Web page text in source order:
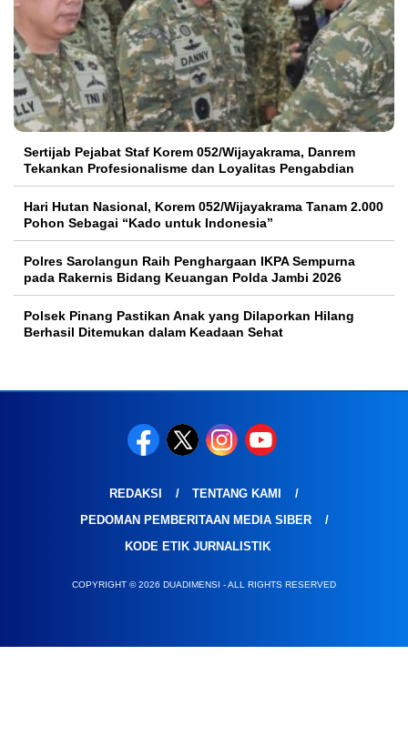
Sertijab Pejabat Staf Korem 052/Wijayakrama, Danrem
Tekankan Profesionalisme dan Loyalitas Pengabdian
Hari Hutan Nasional, Korem 052/Wijayakrama Tanam 2.000
Pohon Sebagai “Kado untuk Indonesia”
Polres Sarolangun Raih Penghargaan IKPA Sempurna
pada Rakernis Bidang Keuangan Polda Jambi 2026
Polsek Pinang Pastikan Anak yang Dilaporkan Hilang
Berhasil Ditemukan dalam Keadaan Sehat
REDAKSI
TENTANG KAMI
PEDOMAN PEMBERITAAN MEDIA SIBER
KODE ETIK JURNALISTIK
COPYRIGHT © 2026 DUADIMENSI - ALL RIGHTS RESERVED